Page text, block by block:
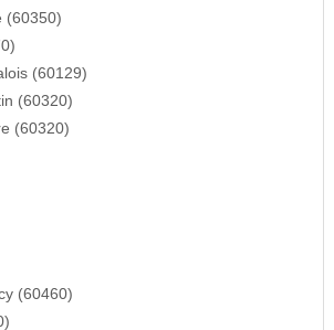
(60350)
(60129)
(60320)
(60320)
(60460)